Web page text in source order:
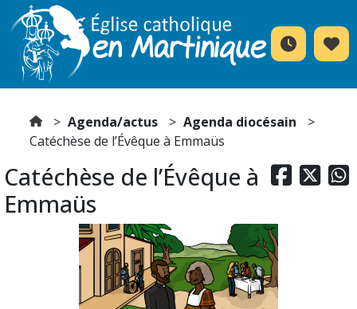
Agenda/actus
Agenda diocésain
Catéchèse de l’Évêque à Emmaüs
  
Catéchèse de l’Évêque à
Emmaüs